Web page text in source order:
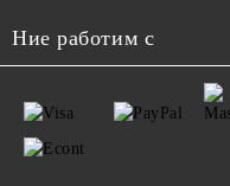
Ние работим с